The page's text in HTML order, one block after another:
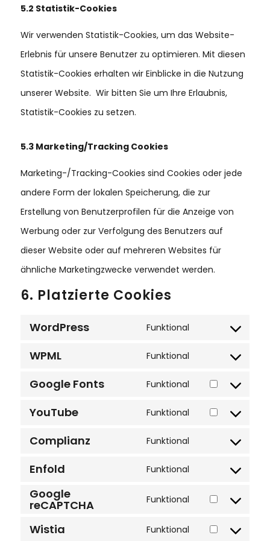
5.2 Statistik-Cookies
Wir verwenden Statistik-Cookies, um das Website-
Erlebnis für unsere Benutzer zu optimieren. Mit diesen
Statistik-Cookies erhalten wir Einblicke in die Nutzung
unserer Website. Wir bitten Sie um Ihre Erlaubnis,
Statistik-Cookies zu setzen.
5.3 Marketing/Tracking Cookies
Marketing-/Tracking-Cookies sind Cookies oder jede
andere Form der lokalen Speicherung, die zur
Erstellung von Benutzerprofilen für die Anzeige von
Werbung oder zur Verfolgung des Benutzers auf
dieser Website oder auf mehreren Websites für
ähnliche Marketingzwecke verwendet werden.
6. Platzierte Cookies
WordPress Funktional
CONSENT
WPML Funktional
CONSENT
SERVICE
Google Fonts Funktional
CONSENT
SERVICE
YouTube Funktional
CONSENT
Complianz Funktional
CONSENT
Enfold Funktional
CONSENT
SERVICE
Google
reCAPTCHA Funktional
CONSENT
SERVICE
Wistia Funktional
CONSENT